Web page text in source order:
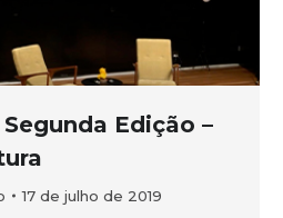
Edição –
17 de julho de 2019